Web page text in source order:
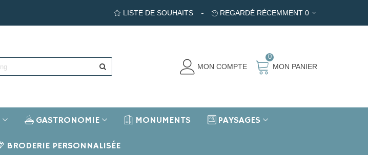
LISTE DE SOUHAITS REGARDÉ RÉCEMMENT 0
MON COMPTE
0
MON PANIER
GASTRONOMIE MONUMENTS PAYSAGES
BRODERIE PERSONNALISÉE